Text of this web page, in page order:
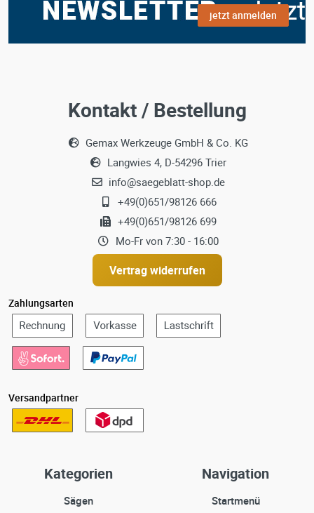
jetzt anmelden
Kontakt / Bestellung
Gemax Werkzeuge GmbH & Co. KG
Langwies 4, D-54296 Trier
info@saegeblatt-shop.de
+49(0)651/98126 666
+49(0)651/98126 699
Mo-Fr von 7:30 - 16:00
Vertrag widerrufen
Zahlungsarten
Versandpartner
Kategorien
Sägen
Navigation
Startmenü